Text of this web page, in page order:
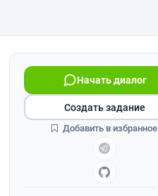
Начать диалог
Создать задание
Добавить в избранное